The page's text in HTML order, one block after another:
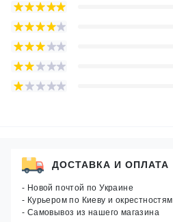
ДОСТАВКА И ОПЛАТА
- Новой почтой по Украине
- Курьером по Киеву и окрестностям
- Самовывоз из нашего магазина